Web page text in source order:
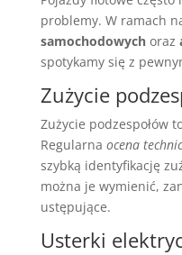
problemy. W ramach
samochodowychoraz
spotykamy się z
Zużycie
Zużycie podzespołów
Regularna ocena
szybką identyfikację
można je wymienić,
ustępujące.
Usterki